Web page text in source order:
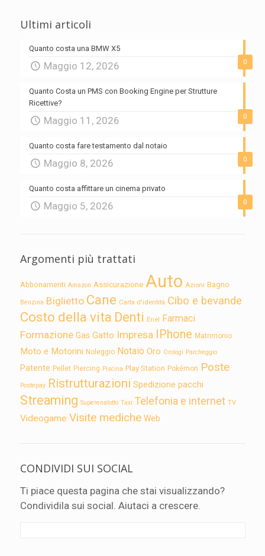
Ultimi articoli
0
Quanto costa una BMW X5
Maggio 12, 2026
0
Quanto Costa un PMS con Booking Engine per Strutture
Ricettive?
Maggio 11, 2026
0
Quanto costa fare testamento dal notaio
Maggio 8, 2026
0
Quanto costa affittare un cinema privato
Maggio 5, 2026
Argomenti più trattati
Abbonamenti Amazon Assicurazione Auto Azioni Bagno
Benzina Biglietto Cane Carta d'identità Cibo e bevande
Costo della vita Denti Enel Farmaci
Formazione Gas Gatto Impresa IPhone Matrimonio
Moto e Motorini Noleggio Notaio Oro Orologi Parcheggio
Patente Pellet Piercing Piscina Play Station Pokémon Poste
Postepay Ristrutturazioni Spedizione pacchi
Streaming Superenalotto Taxi Telefonia e internet TV
Videogame Visite mediche Web
CONDIVIDI SUI SOCIAL
Ti piace questa pagina che stai visualizzando?
Condividila sui social. Aiutaci a crescere.